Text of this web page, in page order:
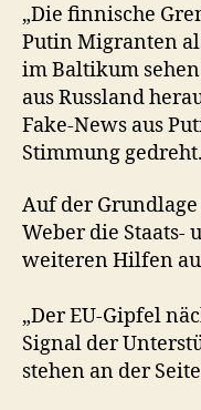
„Die finnische
Putin Migranten
im Baltikum
aus Russland
Fake-News aus
Stimmung
Auf der
Weber die Staats-
weiteren Hilfen
„Der EU-Gipfel
Signal der
stehen an der